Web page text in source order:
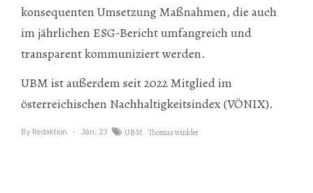
konsequenten Umsetzung Maßnahmen, die auch
im jährlichen ESG-Bericht umfangreich und
transparent kommuniziert werden.
UBM ist außerdem seit 2022 Mitglied im
österreichischen Nachhaltigkeitsindex (VÖNIX).
By Redaktion Jän..23 UBM Thomas winkler